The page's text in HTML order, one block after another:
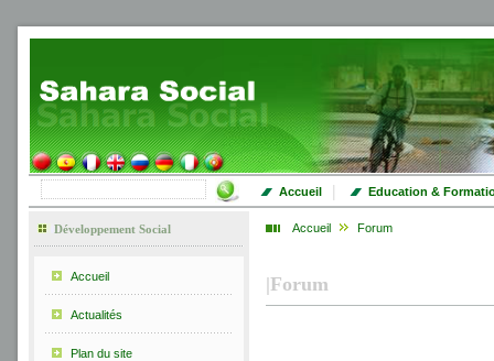
Accueil | Education &
Développement Social
Accueil
Actualités
Plan du site
Accueil Forum
|Forum